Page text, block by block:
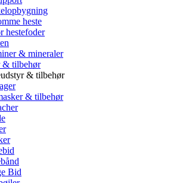
heste
hestefoder
& mineraler
& tilbehør
& tilbehør
& tilbehør
Bid